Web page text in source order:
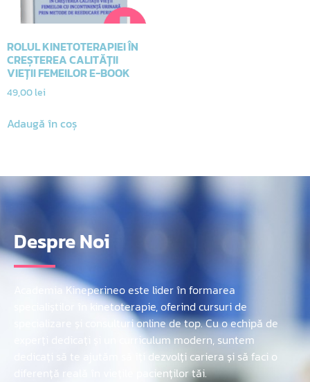
ROLUL KINETOTERAPIEI ÎN
CREȘTEREA CALITĂȚII
VIEȚII FEMEILOR E-BOOK
49,00 lei
Adaugă în coș
Despre Noi
Academia Kineperineo este lider în formarea
specialiștilor în kinetoterapie, oferind cursuri de
specializare și consulturi online de top. Cu o echipă de
experți dedicați și un curriculum modern, suntem
dedicați să te ajutăm să îți dezvolți cariera și să faci o
diferență reală în viețile pacienților tăi.